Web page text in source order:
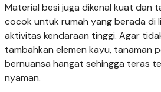
Material besi juga dikenal kuat dan
cocok untuk rumah yang berada di
aktivitas kendaraan tinggi. Agar
tambahkan elemen kayu, tanaman
bernuansa hangat sehingga teras
nyaman.